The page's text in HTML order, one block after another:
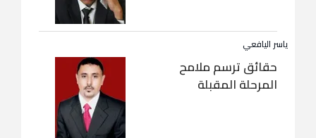
ياسر اليافعي
حقائق ترسم ملامح
المرحلة المقبلة